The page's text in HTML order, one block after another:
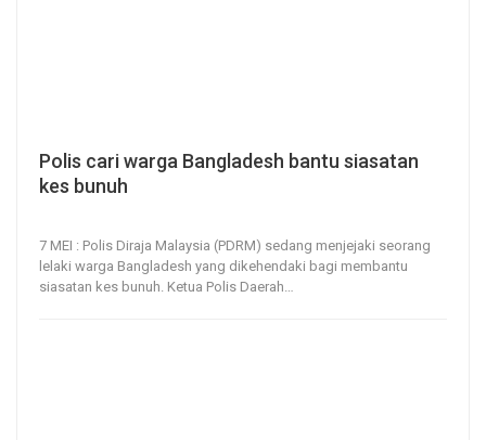
Polis cari warga Bangladesh bantu siasatan
kes bunuh
7 MEI : Polis Diraja Malaysia (PDRM) sedang menjejaki seorang
lelaki warga Bangladesh yang dikehendaki bagi membantu
siasatan kes bunuh. Ketua Polis Daerah